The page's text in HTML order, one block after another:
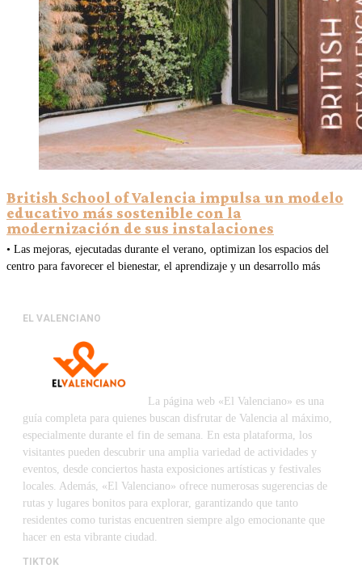
British School of Valencia impulsa un modelo
educativo más sostenible con la
modernización de sus instalaciones
• Las mejoras, ejecutadas durante el verano, optimizan los espacios del
centro para favorecer el bienestar, el aprendizaje y un desarrollo más
EL VALENCIANO
La página web «El Valenciano» es una
guía completa para quienes buscan disfrutar de Valencia al máximo,
especialmente durante el fin de semana. En esta plataforma, los
visitantes pueden descubrir una amplia variedad de actividades y
eventos, desde conciertos hasta exposiciones artísticas y festivales
locales. Además, «El Valenciano» ofrece numerosas sugerencias de
rutas y lugares bonitos para explorar, garantizando que tanto
residentes como turistas encuentren siempre algo emocionante que
hacer en esta vibrante ciudad.
TIKTOK